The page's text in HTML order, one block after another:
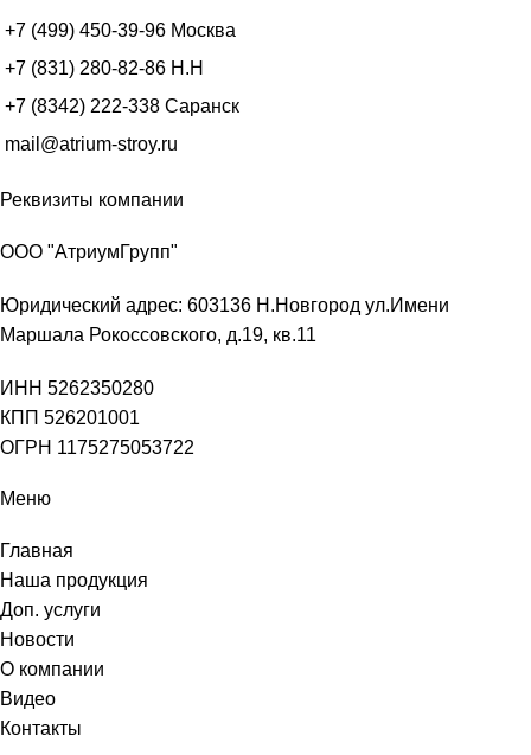
+7 (499) 450-39-96 Москва
+7 (831) 280-82-86 Н.Н
+7 (8342) 222-338 Саранск
mail@atrium-stroy.ru
Реквизиты компании
ООО "АтриумГрупп"
Юридический адрес: 603136 Н.Новгород ул.Имени
Маршала Рокоссовского, д.19, кв.11
ИНН 5262350280
КПП 526201001
ОГРН 1175275053722
Меню
Главная
Наша продукция
Доп. услуги
Новости
О компании
Видео
Контакты